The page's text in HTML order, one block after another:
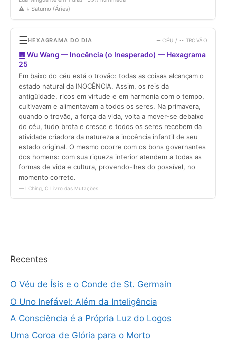
Recentes
O Véu de Ísis e o Conde de St. Germain
O Uno Inefável: Além da Inteligência
A Consciência é a Própria Luz do Logos
Uma Coroa de Glória para o Morto